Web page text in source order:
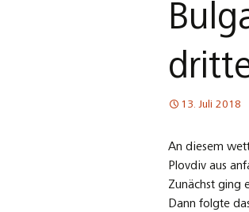
13. Juli 2018
An diesem
Plovdiv aus
Zunächst ging
Dann folgte